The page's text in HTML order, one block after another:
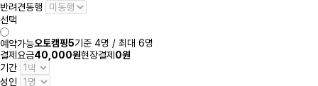
반려견동행
선택
예약가능오토캠핑5기준 4명 / 최대 6명
결제요금40,000원현장결제 0원
기간
성인